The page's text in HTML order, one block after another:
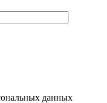
данных